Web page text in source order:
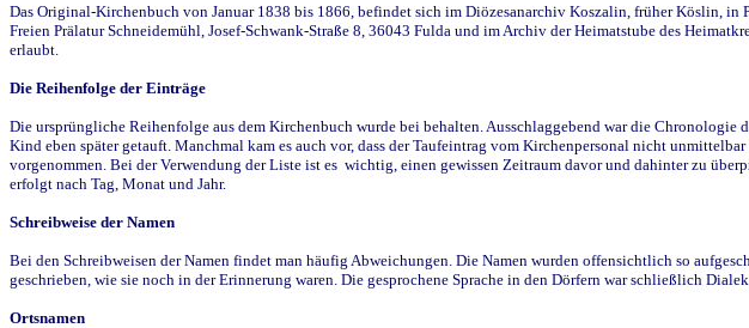
Das Original-Kirchenbuch von Januar 1838 bis 1866, befindet sich im Diözesanarchiv Koszalin, früher Köslin,
Freien Prälatur Schneidemühl, Josef-Schwank-Straße 8, 36043 Fulda und im Archiv der Heimatstube des
erlaubt.
Die Reihenfolge der Einträge
Die ursprüngliche Reihenfolge aus dem Kirchenbuch wurde bei behalten. Ausschlaggebend war die
Kind eben später getauft. Manchmal kam es auch vor, dass der Taufeintrag vom Kirchenpersonal nicht
vorgenommen. Bei der Verwendung der Liste ist es wichtig, einen gewissen Zeitraum davor und dahinter zu
erfolgt nach Tag, Monat und Jahr.
Schreibweise der Namen
Bei den Schreibweisen der Namen findet man häufig Abweichungen. Die Namen wurden offensichtlich so
geschrieben, wie sie noch in der Erinnerung waren. Die gesprochene Sprache in den Dörfern war schließlich
Ortsnamen